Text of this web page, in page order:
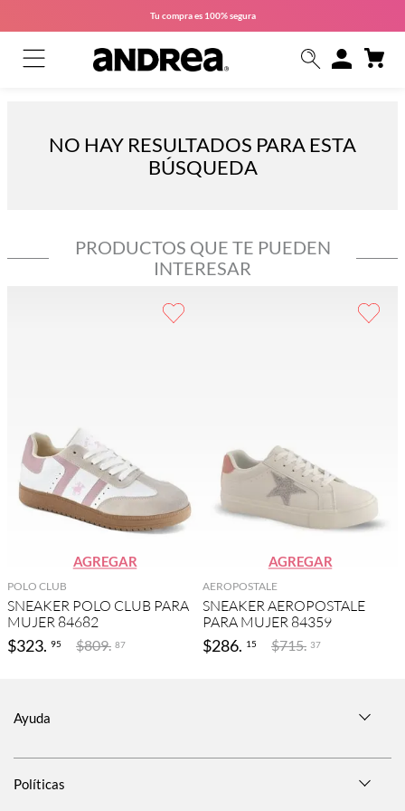
Tu compra es 100% segura
NO HAY RESULTADOS PARA ESTA
BÚSQUEDA
PRODUCTOS QUE TE PUEDEN
INTERESAR
AGREGAR
POLO CLUB
SNEAKER POLO CLUB PARA
MUJER 84682
$323. 95 $809. 87
AGREGAR
AEROPOSTALE
SNEAKER AEROPOSTALE
PARA MUJER 84359
$286. 15 $715. 37
Ayuda
Políticas